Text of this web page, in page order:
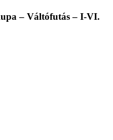
– Váltófutás – I-VI.